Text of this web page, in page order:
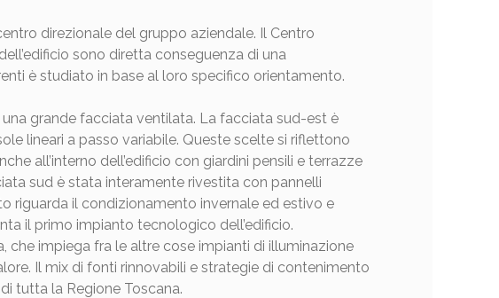
direzionale del gruppo aziendale. Il Centro
sono diretta conseguenza di una
è studiato in base al loro specifico orientamento.
grande facciata ventilata. La facciata sud-est è
lineari a passo variabile. Queste scelte si riflettono
all’interno dell’edificio con giardini pensili e terrazze
sud è stata interamente rivestita con pannelli
riguarda il condizionamento invernale ed estivo e
il primo impianto tecnologico dell’edificio.
che impiega fra le altre cose impianti di illuminazione
Il mix di fonti rinnovabili e strategie di contenimento
tutta la Regione Toscana.